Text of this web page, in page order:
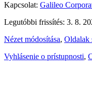
Kapcsolat: Galileo
Legutóbbi frissítés: 3. 8.
Nézet módosítása, Oldalak
Vyhlásenie o prístupnosti,